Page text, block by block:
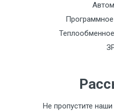
Интерфейс:
Класс
НСХ:
Не пропустите